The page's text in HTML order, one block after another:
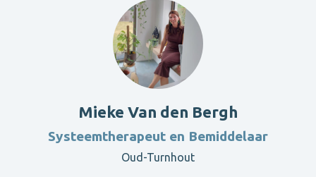
Mieke Van den Bergh
Systeemtherapeut en Bemiddelaar
Oud-Turnhout